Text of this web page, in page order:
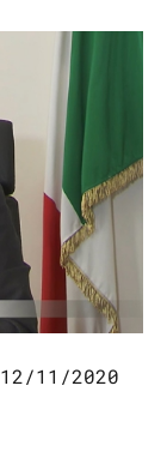
12/11/2020